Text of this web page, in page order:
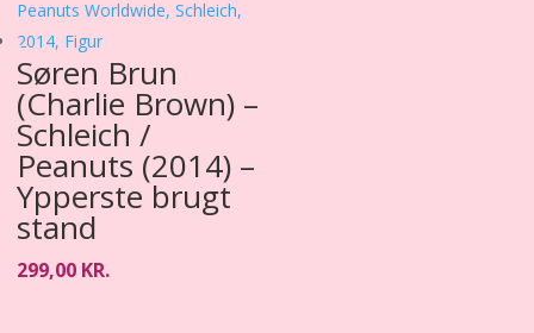
Søren Brun
(Charlie Brown) –
Schleich /
Peanuts (2014) –
Ypperste brugt
stand
299,00 KR.